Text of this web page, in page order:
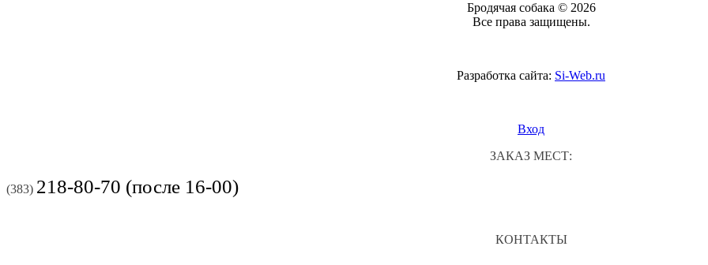
Бродячая собака © 2026
Все права защищены.
Разработка сайта: Si-Web.ru
Вход
ЗАКАЗ МЕСТ:
(383) 218-80-70 (после 16-00)
КОНТАКТЫ